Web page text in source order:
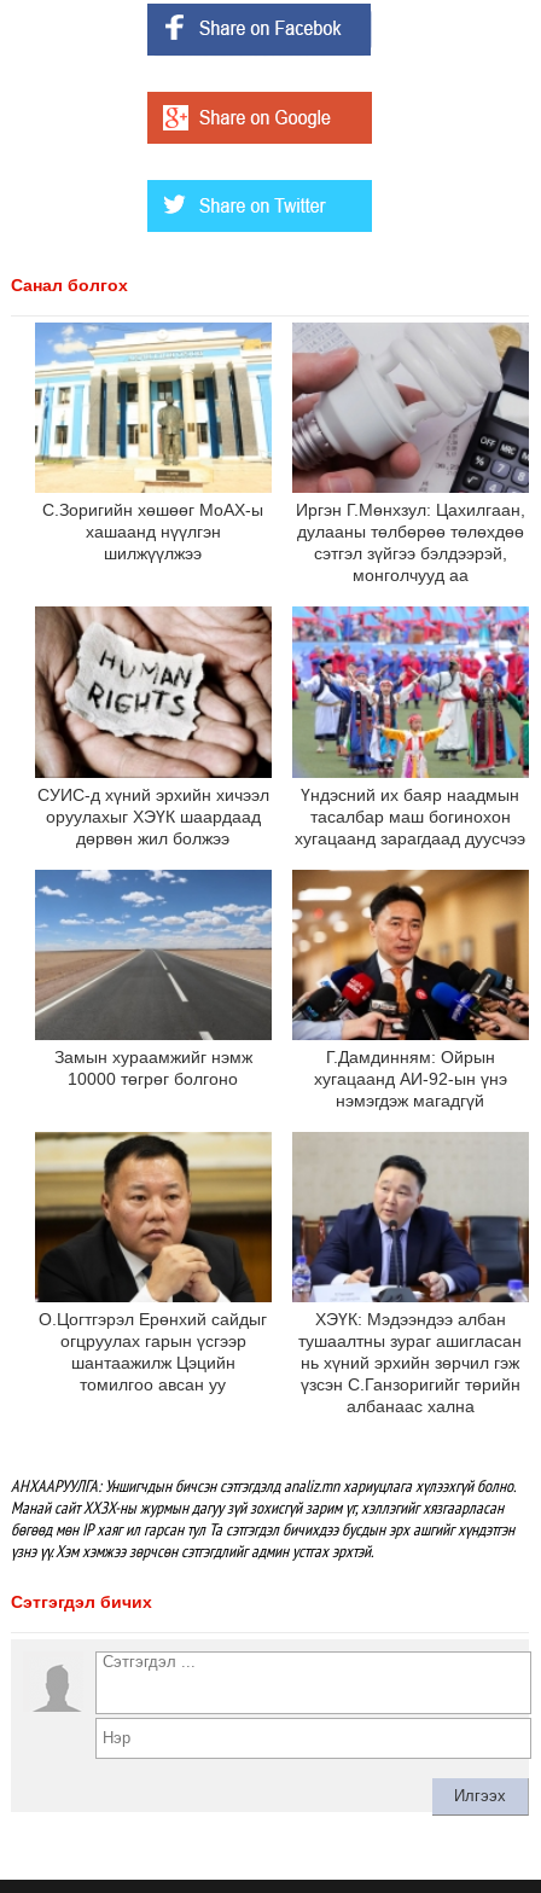
Санал болгох
С.Зоригийн хөшөөг МоАХ-ы
хашаанд нүүлгэн
шилжүүлжээ
Иргэн Г.Мөнхзул: Цахилгаан,
дулааны төлбөрөө төлөхдөө
сэтгэл зүйгээ бэлдээрэй,
монголчууд аа
СУИС-д хүний эрхийн хичээл
оруулахыг ХЭҮК шаардаад
дөрвөн жил болжээ
Үндэсний их баяр наадмын
тасалбар маш богинохон
хугацаанд зарагдаад дуусчээ
Замын хураамжийг нэмж
10000 төгрөг болгоно
Г.Дамдинням: Ойрын
хугацаанд АИ-92-ын үнэ
нэмэгдэж магадгүй
О.Цогтгэрэл Ерөнхий сайдыг
огцруулах гарын үсгээр
шантаажилж Цэцийн
томилгоо авсан уу
ХЭҮК: Мэдээндээ албан
тушаалтны зураг ашигласан
нь хүний эрхийн зөрчил гэж
үзсэн С.Ганзоригийг төрийн
албанаас хална
АНХААРУУЛГА: Уншигчдын бичсэн сэтгэгдэлд analiz.mn хариуцлага хүлээхгүй болно.
Манай сайт ХХЗХ-ны журмын дагуу зүй зохисгүй зарим үг, хэллэгийг хязгаарласан
бөгөөд мөн IP хаяг ил гарсан тул Та сэтгэгдэл бичихдээ бусдын эрх ашгийг хүндэтгэн
үзнэ үү. Хэм хэмжээ зөрчсөн сэтгэгдлийг админ устгах эрхтэй.
Сэтгэгдэл бичих